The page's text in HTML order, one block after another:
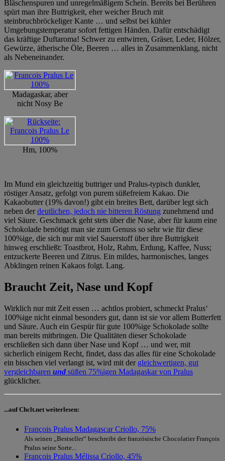
Bläschenspuren und unregelmäßigem Schein. Bereits bei Berühren
spürt man ihre Buttrigkeit, eher weicher Bruch mit
steinbruchbröckeliger Kante … und selbst bei kühler
Umgebungstemperatur sofort fettigen Händen. Dafür entschädigt
das kräftige Duftaroma! Schwer zu entwirren, Gräser, Leder, Hölzer,
Gewürze, ätherische Öle, Beeren … alles in Zusammenklang, nicht
als Nebeneinander.
Madagaskar, aber
nicht Nosy Be
Hm, 100%
Im Mund ein gleichzeitig buttriger und Pralus-typisch dunkler,
röstiger Ansatz, gefolgt von purem süßefreiem Kakao. Die
Kakaobutter (19% davon!) gibt ein breites Bett, darüber legt sich
neben derdeutlichen, jedoch nie bitteren Röstung zunehmend und
viel Säure. Geschmack geht stets über die Nase, aber für kaum eine
Schokolade benötigt man sie zum Genuss so sehr wie für diese
100%ige, die sich nur mit viel Sauerstoff über ihre Buttrigkeit
hinweg erschließt: Toastbrot, Holz, Rahm, Erdung, Kaffee, Nuss;
entzuckerte Beeren und Zitrus. Ein mildes, harmonisches, langes
Abklingen reinen Kakaos folgt. Lang.
Braucht Zeit, Nase und Kopf
Wirklich nur mit Zeit essen … achtlos probiert, schmeckt Pralus‘
100%ige nicht einmal besonders gut, dann ist sie vor allem Butterfett
und Säure. Auch ein Gespür für gute 100%ige Schokolade sollte
man bereits mitbringen. Die Qualitäten dieser Schokolade
erschließen sich dann über Nase und Kopf … und wer, mit
sicherlich einigem Recht, findet, dass das alles für eine Schokolade
ein bisschen viel verlangt ist, wird mit der gleichwertigen, gut
vergleichbaren und süßen 75%igen Madagaskar von Pralus
glücklicher.
...auf Chclt.net weiterlesen:
François Pralus Madagascar Criollo, 75%
Als seinen „Bestseller“ beschreibt der französische Chocolatier François
Pralus seine Sorte...
François Pralus Mélissa Criollo, 45%